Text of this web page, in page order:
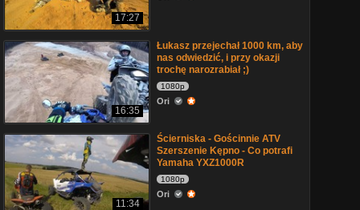
17:27
16:35
Łukasz przejechał 1000 km, aby
nas odwiedzić, i przy okazji
trochę narozrabiał ;)
1080p
Ori
11:34
Ścierniska - Gościnnie ATV
Szerszenie Kępno - Co potrafi
Yamaha YXZ1000R
1080p
Ori